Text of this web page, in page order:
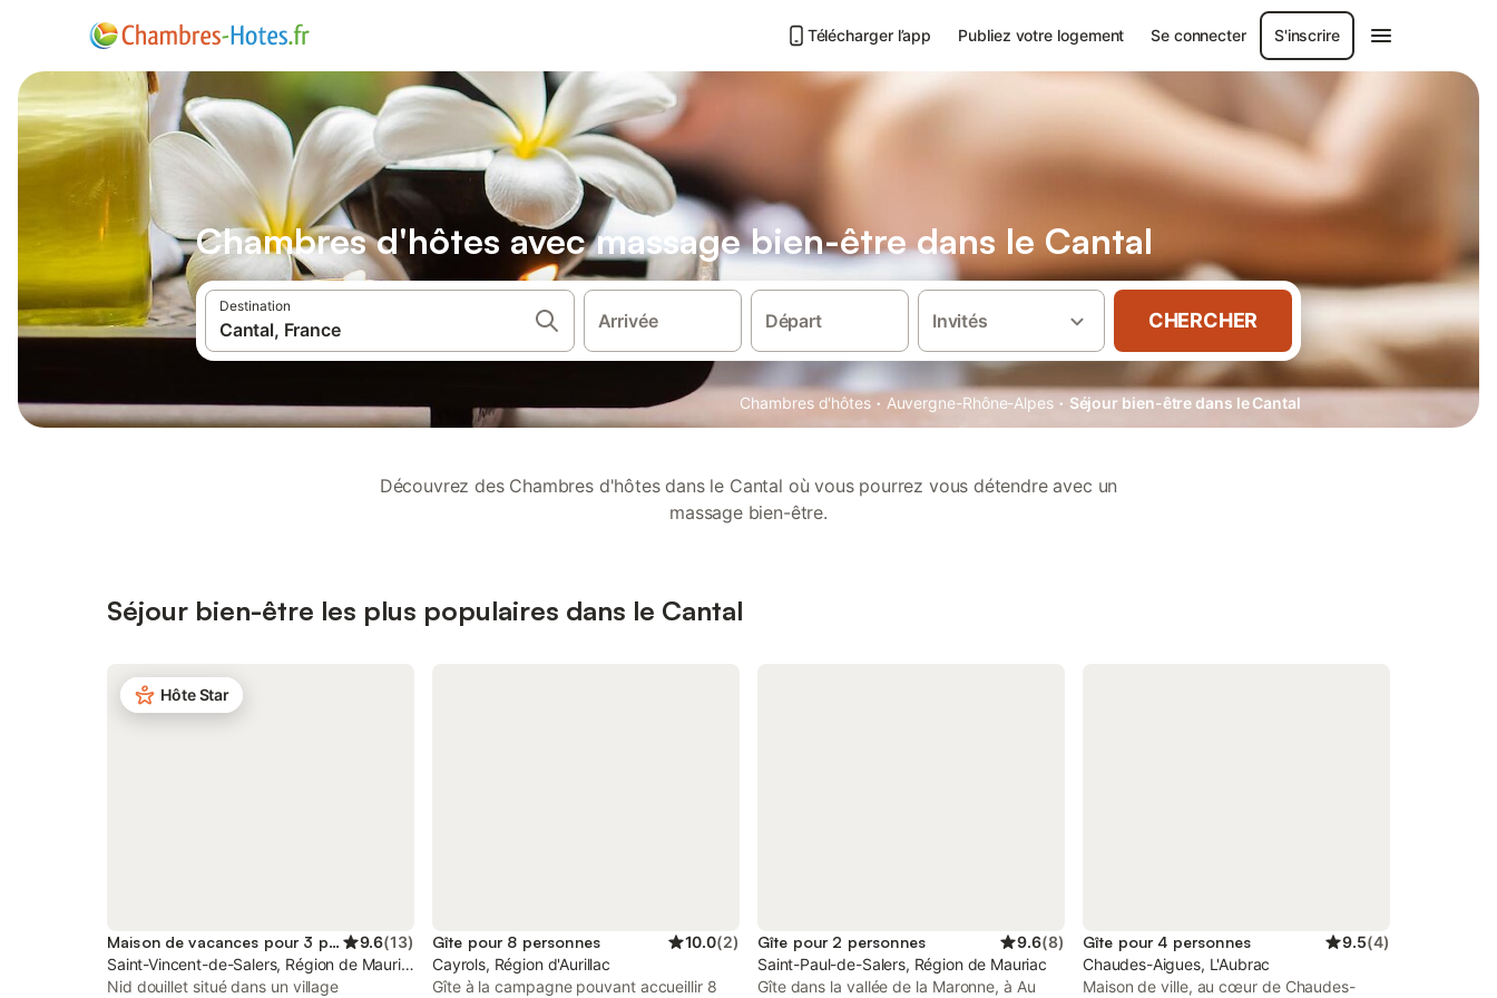
Télécharger l’app Publiez votre logement Se connecter S'inscrire
Chambres d'hôtes avec massage bien-être dans le Cantal
Destination
Arrivée Départ Invités CHERCHER
Chambres d'hôtes · Auvergne-Rhône-Alpes · Séjour bien-être dans le Cantal
Découvrez des Chambres d'hôtes dans le Cantal où vous pourrez vous détendre avec un
massage bien-être.
Séjour bien-être les plus populaires dans le Cantal
Hôte Star
Maison de vacances pour 3 personnes 9.6(13)
Saint-Vincent-de-Salers, Région de Mauriac
Nid douillet situé dans un village
Gîte pour 8 personnes 10.0(2)
Cayrols, Région d'Aurillac
Gîte à la campagne pouvant accueillir 8
Gîte pour 2 personnes 9.6(8)
Saint-Paul-de-Salers, Région de Mauriac
Gîte dans la vallée de la Maronne, à Au
Gîte pour 4 personnes 9.5(4)
Chaudes-Aigues, L'Aubrac
Maison de ville, au cœur de Chaudes-